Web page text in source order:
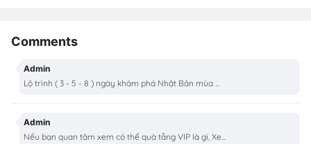
Comments
Admin
Lộ trình ( 3 - 5 - 8 ) ngày khám phá Nhật Bản mùa ...
Admin
Nếu bạn quan tâm xem có thể quà tằng VIP là gì, Xe...